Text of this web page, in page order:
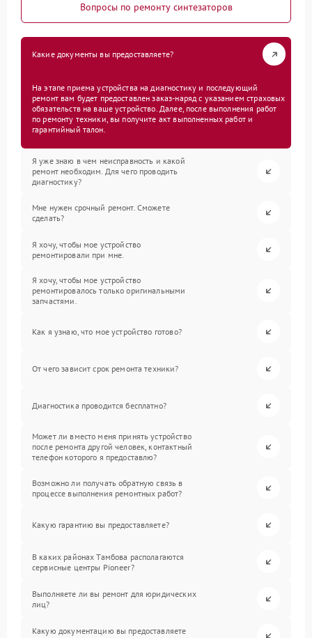
Вопросы по ремонту синтезаторов
Какие документы вы предоставляете?
На этапе приема устройства на диагностику и последующий
ремонт вам будет предоставлен заказ-наряд с указанием страховых
обязательств на ваше устройство. Далее, после выполнения работ
по ремонту техники, вы получите акт выполненных работ и
гарантийный талон.
Я уже знаю в чем неисправность и какой
ремонт необходим. Для чего проводить
диагностику?
Мне нужен срочный ремонт. Сможете
сделать?
Я хочу, чтобы мое устройство
ремонтировали при мне.
Я хочу, чтобы мое устройство
ремонтировалось только оригинальными
запчастями.
Как я узнаю, что мое устройство готово?
От чего зависит срок ремонта техники?
Диагностика проводится бесплатно?
Может ли вместо меня принять устройство
после ремонта другой человек, контактный
телефон которого я предоставлю?
Возможно ли получать обратную связь в
процессе выполнения ремонтных работ?
Какую гарантию вы предоставляете?
В каких районах Тамбова располагаются
сервисные центры Pioneer?
Выполняете ли вы ремонт для юридических
лиц?
Какую документацию вы предоставляете